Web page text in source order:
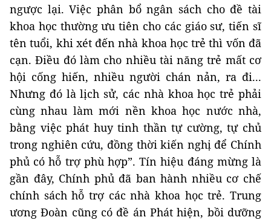
ngược lại. Việc phân bổ ngân sách cho đề tài
khoa học thường ưu tiên cho các giáo sư, tiến sĩ
tên tuổi, khi xét đến nhà khoa học trẻ thì vốn đã
cạn. Điều đó làm cho nhiều tài năng trẻ mất cơ
hội cống hiến, nhiều người chán nản, ra đi...
Nhưng đó là lịch sử, các nhà khoa học trẻ phải
cùng nhau làm mới nền khoa học nước nhà,
bằng việc phát huy tinh thần tự cường, tự chủ
trong nghiên cứu, đồng thời kiến nghị để Chính
phủ có hỗ trợ phù hợp”. Tín hiệu đáng mừng là
gần đây, Chính phủ đã ban hành nhiều cơ chế
chính sách hỗ trợ các nhà khoa học trẻ. Trung
ương Đoàn cũng có đề án Phát hiện, bồi dưỡng